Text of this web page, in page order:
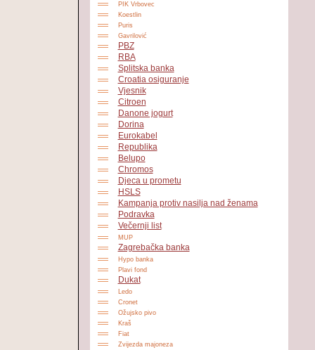
PIK Vrbovec
Koestlin
Puris
Gavrilović
PBZ
RBA
Splitska banka
Croatia osiguranje
Vjesnik
Citroen
Danone jogurt
Dorina
Eurokabel
Republika
Belupo
Chromos
Djeca u prometu
HSLS
Kampanja protiv nasilja nad ženama
Podravka
Večernji list
MUP
Zagrebačka banka
Hypo banka
Plavi fond
Dukat
Ledo
Cronet
Ožujsko pivo
Kraš
Fiat
Zvijezda majoneza